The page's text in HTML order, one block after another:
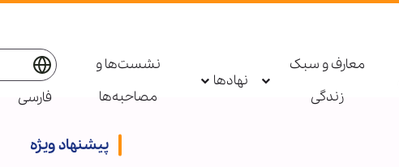
معارف و سبک
زندگی
نهادها
نشست‌ها و
مصاحبه‌ها
فارسی
پیشنهاد ویژه